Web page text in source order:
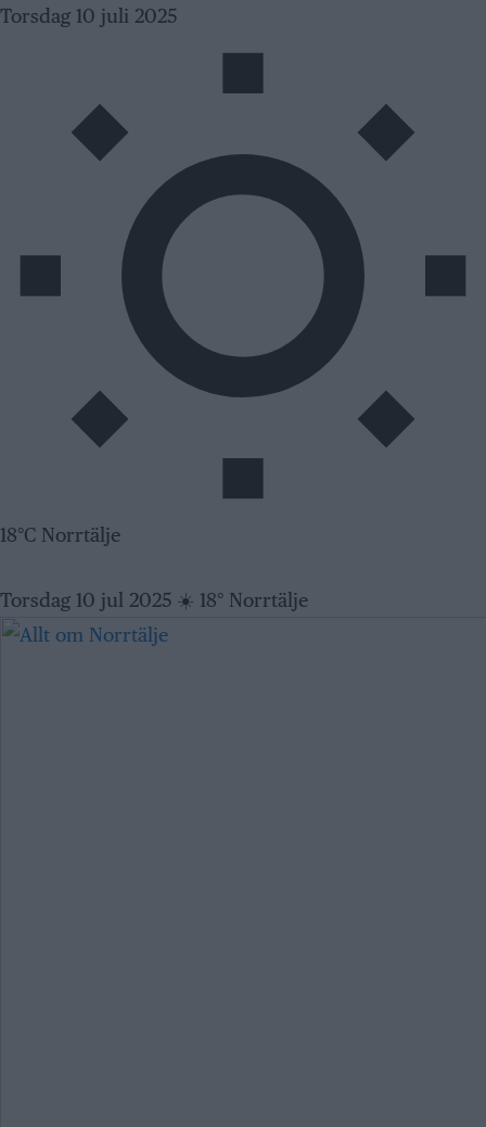
Skip
Torsdag 10 juli 2025
18°C Norrtälje
Torsdag 10 jul 2025 ☀️ 18° Norrtälje